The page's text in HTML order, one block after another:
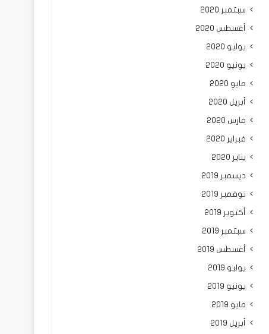
سبتمبر 2020
أغسطس 2020
يوليو 2020
يونيو 2020
مايو 2020
أبريل 2020
مارس 2020
فبراير 2020
يناير 2020
ديسمبر 2019
نوفمبر 2019
أكتوبر 2019
سبتمبر 2019
أغسطس 2019
يوليو 2019
يونيو 2019
مايو 2019
أبريل 2019